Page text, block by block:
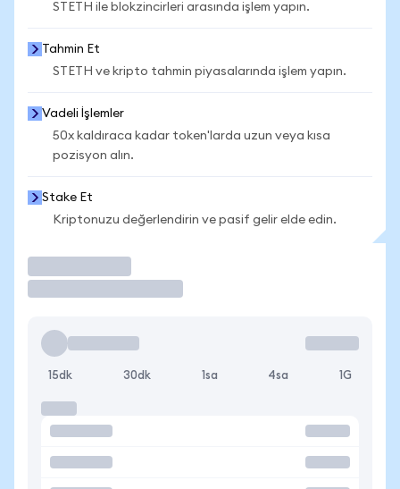
STETH ile blokzincirleri arasında işlem yapın.
Tahmin Et
STETH ve kripto tahmin piyasalarında işlem yapın.
Vadeli İşlemler
50x kaldıraca kadar token'larda uzun veya kısa
pozisyon alın.
Stake Et
Kriptonuzu değerlendirin ve pasif gelir elde edin.
15dk 30dk 1sa 4sa 1G